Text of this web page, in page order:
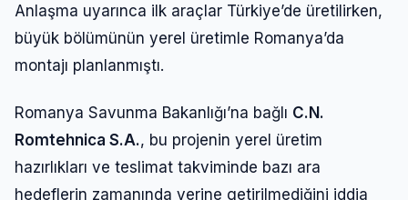
Anlaşma uyarınca ilk araçlar Türkiye’de üretilirken,
büyük bölümünün yerel üretimle Romanya’da
montajı planlanmıştı.
Romanya Savunma Bakanlığı’na bağlı C.N.
Romtehnica S.A., bu projenin yerel üretim
hazırlıkları ve teslimat takviminde bazı ara
hedeflerin zamanında yerine getirilmediğini iddia